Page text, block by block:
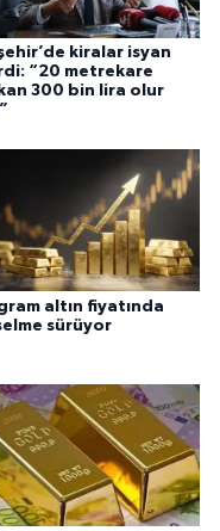
kiralar isyan
“20 metrekare
300 bin lira olur
altın fiyatında
sürüyor